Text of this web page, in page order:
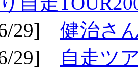
29] 健治さ
29]
自走ツ